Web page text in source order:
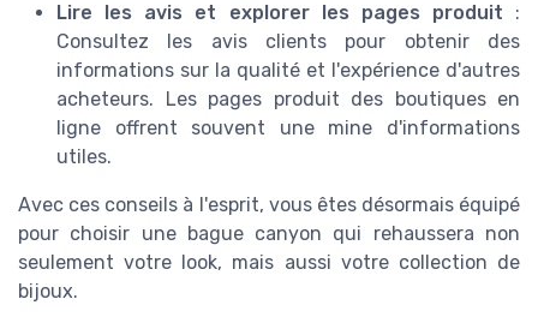
Lire les avis et explorer les pages produit :
Consultez les avis clients pour obtenir des
informations sur la qualité et l'expérience d'autres
acheteurs. Les pages produit des boutiques en
ligne offrent souvent une mine d'informations
utiles.
Avec ces conseils à l'esprit, vous êtes désormais équipé
pour choisir une bague canyon qui rehaussera non
seulement votre look, mais aussi votre collection de
bijoux.